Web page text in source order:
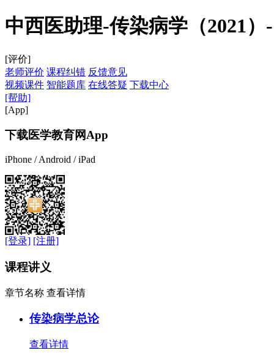
中西医助理-传染病学（2021
[评价]
老师评价 课程纠错 反馈意见
视频课件 智能题库 在线答疑 下载中心
[帮助]
[App]
下载医学教育网App
iPhone / Android / iPad
[登录] [注册]
课程讲义
章节名称 查看详情
传染病学总论
查看详情